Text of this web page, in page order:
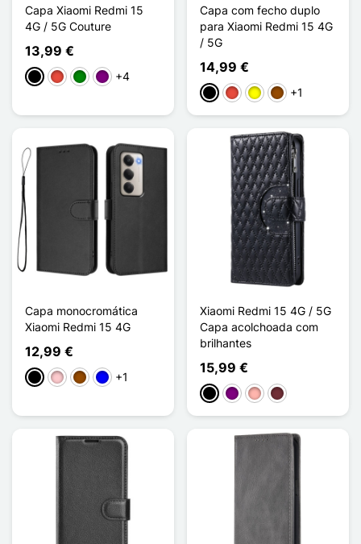
Capa Xiaomi Redmi 15
4G / 5G Couture
13,99 €
PretoVermelho
VerdePúrpura
+4
Capa com fecho duplo
para Xiaomi Redmi 15 4G
/ 5G
14,99 €
PretoVermelho
AmareloCastanho
+1
Capa monocromática
Xiaomi Redmi 15 4G
12,99 €
PretoRosaCastanho
Azul+1
Xiaomi Redmi 15 4G / 5G
Capa acolchoada com
brilhantes
15,99 €
PretoPúrpuraOuro rosaRouge Vin